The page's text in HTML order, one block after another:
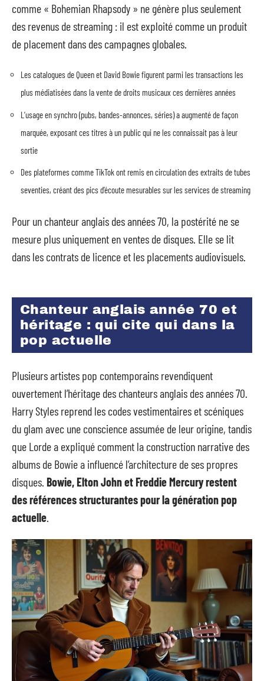
comme « Bohemian Rhapsody » ne génère plus seulement
des revenus de streaming : il est exploité comme un produit
de placement dans des campagnes globales.
Les catalogues de Queen et David Bowie figurent parmi les transactions les
plus médiatisées dans la vente de droits musicaux ces dernières années
L’usage en synchro (pubs, bandes-annonces, séries) a augmenté de façon
marquée, exposant ces titres à un public qui ne les connaissait pas à leur
sortie
Des plateformes comme TikTok ont remis en circulation des extraits de tubes
seventies, créant des pics d’écoute mesurables sur les services de streaming
Pour un chanteur anglais des années 70, la postérité ne se
mesure plus uniquement en ventes de disques. Elle se lit
dans les contrats de licence et les placements audiovisuels.
Chanteur anglais année 70 et
héritage : qui cite qui dans la
pop actuelle
Plusieurs artistes pop contemporains revendiquent
ouvertement l’héritage des chanteurs anglais des années 70.
Harry Styles reprend les codes vestimentaires et scéniques
du glam avec une conscience assumée de leur origine, tandis
que Lorde a expliqué comment la construction narrative des
albums de Bowie a influencé l’architecture de ses propres
disques. Bowie, Elton John et Freddie Mercury restent
des références structurantes pour la génération pop
actuelle